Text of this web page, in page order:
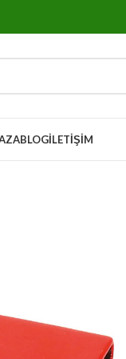
BLOGİLETIŞIM